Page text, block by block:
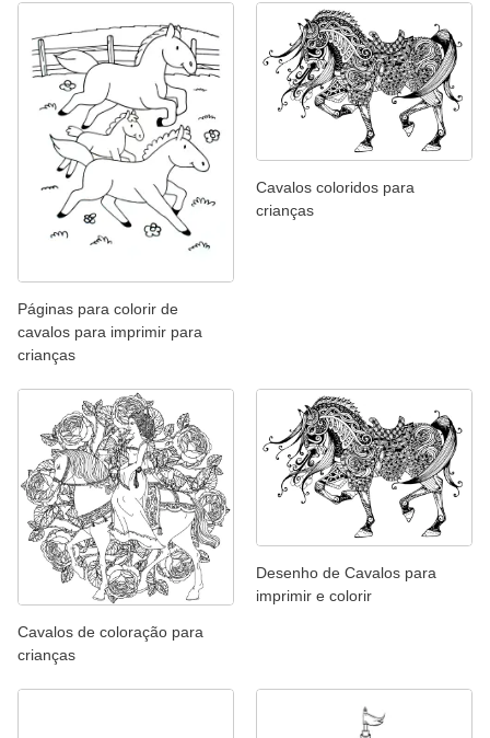
Páginas para colorir de
cavalos para imprimir para
crianças
Cavalos coloridos para
crianças
Cavalos de coloração para
crianças
Desenho de Cavalos para
imprimir e colorir